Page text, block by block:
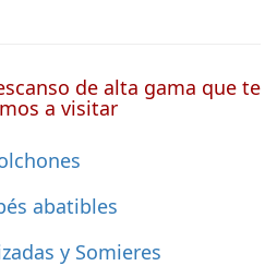
de alta gama que te
a visitar
abatibles
y Somieres